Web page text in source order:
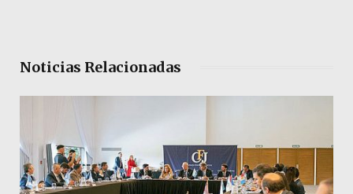
Noticias Relacionadas